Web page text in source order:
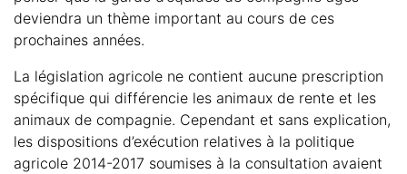
deviendra un thème important au cours de ces
prochaines années.
La législation agricole ne contient aucune prescription
spécifique qui différencie les animaux de rente et les
animaux de compagnie. Cependant et sans explication,
les dispositions d’exécution relatives à la politique
agricole 2014-2017 soumises à la consultation avaient